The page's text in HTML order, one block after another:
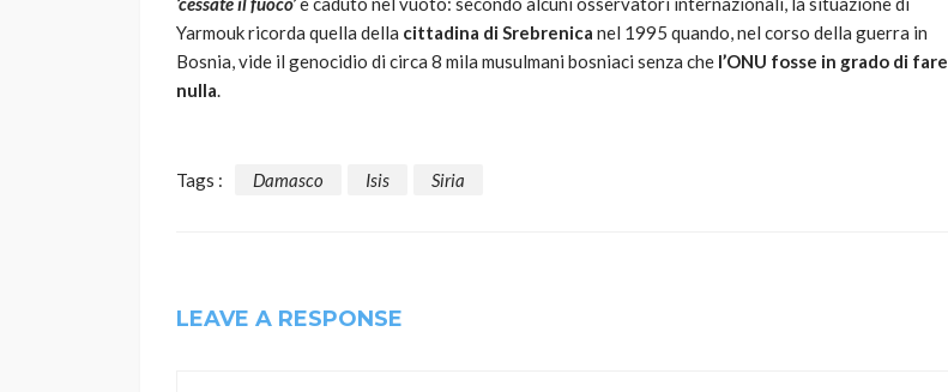
Yarmouk ricorda quella della cittadina di Srebrenica nel 1995 quando, nel corso della guerra in
Bosnia, vide il genocidio di circa 8 mila musulmani bosniaci senza che l’ONU fosse in grado di fare
nulla.
Tags : Damasco Isis Siria
LEAVE A RESPONSE